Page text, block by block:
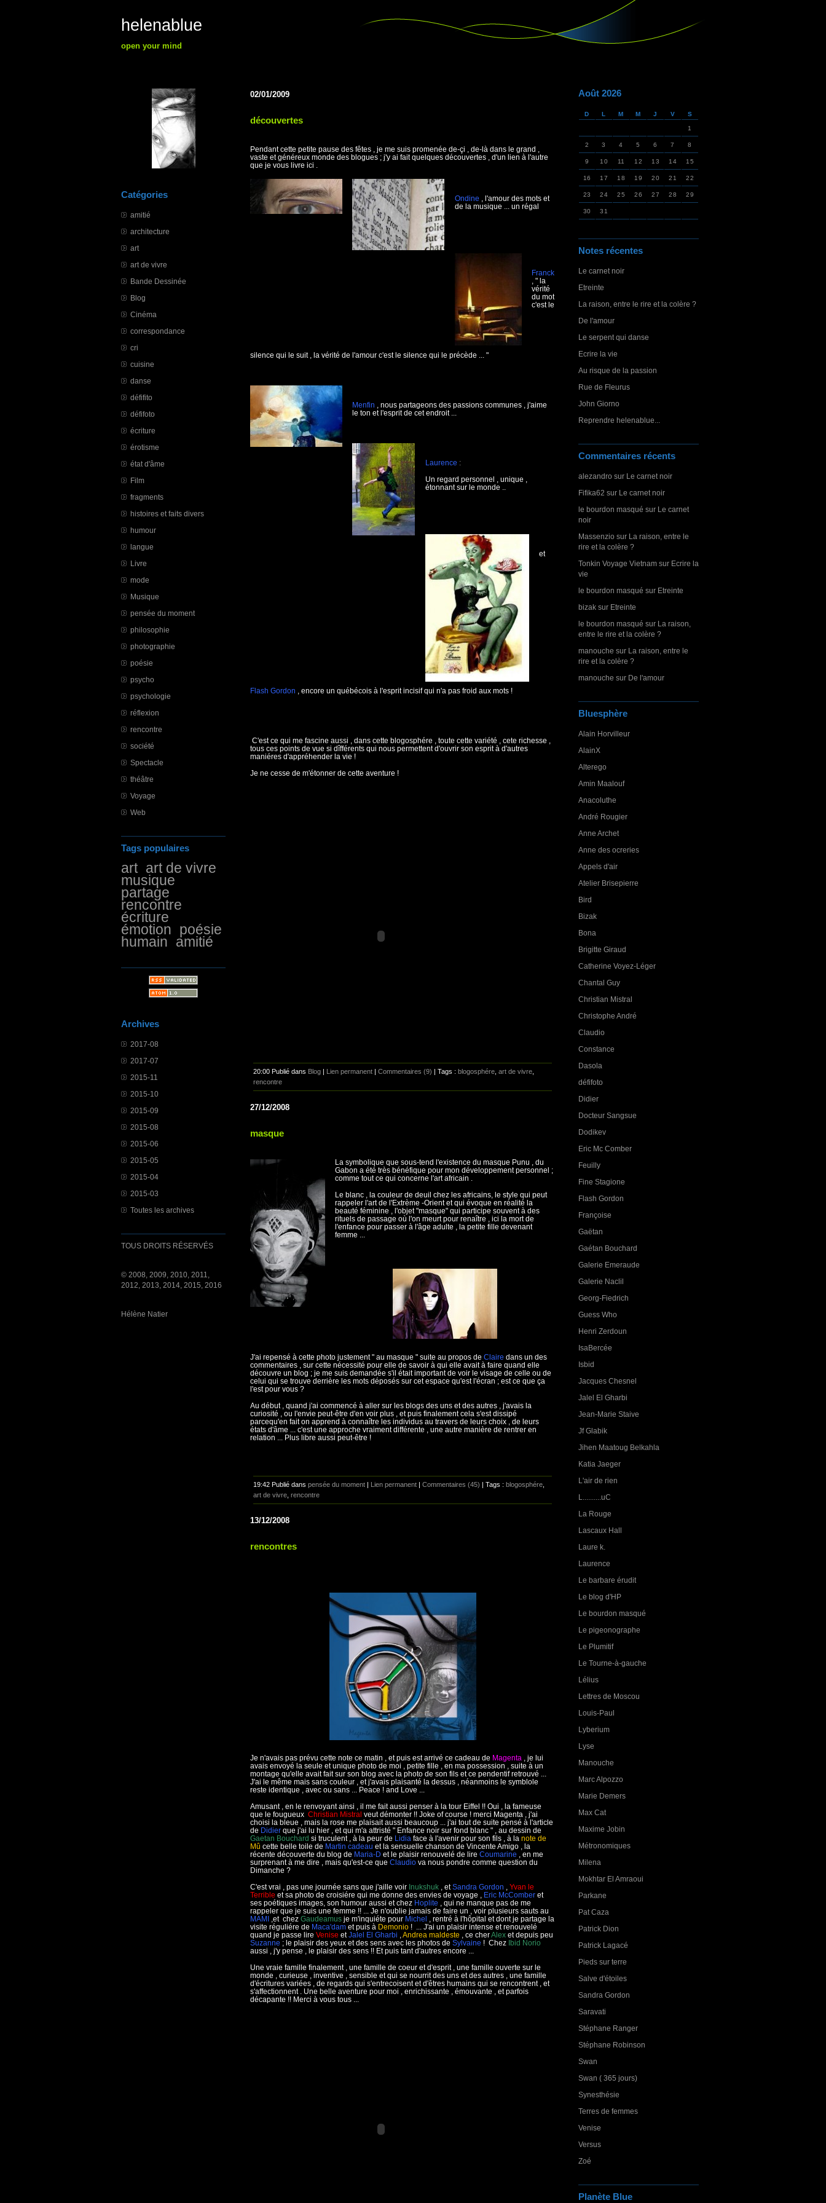
helenablue
open your mind
Catégories
amitié
architecture
art
art de vivre
Bande Dessinée
Blog
Cinéma
correspondance
cri
cuisine
danse
défifito
défifoto
écriture
érotisme
état d'âme
Film
fragments
histoires et faits divers
humour
langue
Livre
mode
Musique
pensée du moment
philosophie
photographie
poésie
psycho
psychologie
réflexion
rencontre
société
Spectacle
théâtre
Voyage
Web
Tags populaires
art art de vivre
musique
partage
rencontre
écriture
émotion poésie
humain amitié
Archives
2017-08
2017-07
2015-11
2015-10
2015-09
2015-08
2015-06
2015-05
2015-04
2015-03
Toutes les archives
TOUS DROITS RÉSERVÉS
© 2008, 2009, 2010, 2011,
2012, 2013, 2014, 2015, 2016
Hélène Natier
Août 2026
D L M M J V S
1
2 3 4 5 6 7 8
9 10 11 12 13 14 15
16 17 18 19 20 21 22
23 24 25 26 27 28 29
30 31
Notes récentes
Le carnet noir
Etreinte
La raison, entre le rire et la colère ?
De l'amour
Le serpent qui danse
Ecrire la vie
Au risque de la passion
Rue de Fleurus
John Giorno
Reprendre helenablue...
Commentaires récents
alezandro sur Le carnet noir
Fifika62 sur Le carnet noir
le bourdon masqué sur Le carnet
noir
Massenzio sur La raison, entre le
rire et la colère ?
Tonkin Voyage Vietnam sur Ecrire la
vie
le bourdon masqué sur Etreinte
bizak sur Etreinte
le bourdon masqué sur La raison,
entre le rire et la colère ?
manouche sur La raison, entre le
rire et la colère ?
manouche sur De l'amour
Bluesphère
Alain Horvilleur
AlainX
Alterego
Amin Maalouf
Anacoluthe
André Rougier
Anne Archet
Anne des ocreries
Appels d'air
Atelier Brisepierre
Bird
Bizak
Bona
Brigitte Giraud
Catherine Voyez-Léger
Chantal Guy
Christian Mistral
Christophe André
Claudio
Constance
Dasola
défifoto
Didier
Docteur Sangsue
Dodikev
Eric Mc Comber
Feuilly
Fine Stagione
Flash Gordon
Françoise
Gaëtan
Gaétan Bouchard
Galerie Emeraude
Galerie Naclil
Georg-Fiedrich
Guess Who
Henri Zerdoun
IsaBercée
Isbid
Jacques Chesnel
Jalel El Gharbi
Jean-Marie Staive
Jf Glabik
Jihen Maatoug Belkahla
Katia Jaeger
L'air de rien
L..........uC
La Rouge
Lascaux Hall
Laure k.
Laurence
Le barbare érudit
Le blog d'HP
Le bourdon masqué
Le pigeonographe
Le Plumitif
Le Tourne-à-gauche
Lélius
Lettres de Moscou
Louis-Paul
Lyberium
Lyse
Manouche
Marc Alpozzo
Marie Demers
Max Cat
Maxime Jobin
Métronomiques
Milena
Mokhtar El Amraoui
Parkane
Pat Caza
Patrick Dion
Patrick Lagacé
Pieds sur terre
Salve d'étoiles
Sandra Gordon
Saravati
Stéphane Ranger
Stéphane Robinson
Swan
Swan ( 365 jours)
Synesthésie
Terres de femmes
Venise
Versus
Zoé
Planète Blue
02/01/2009
découvertes
Pendant cette petite pause des fêtes , je me suis promenée de-çi , de-là dans le grand ,
vaste et généreux monde des blogues ; j'y ai fait quelques découvertes , d'un lien à l'autre
que je vous livre ici .
Ondine , l'amour des mots et
de la musique ... un régal
Franck
, " la
vérité
du mot
c'est le
silence qui le suit , la vérité de l'amour c'est le silence qui le précède ... "
Menfin
, nous partageons des passions communes , j'aime
le ton et l'esprit de cet endroit ...
Laurence :
Un regard personnel , unique ,
étonnant sur le monde ..
et
Flash Gordon , encore un québécois à l'esprit incisif qui n'a pas froid aux mots !
C'est ce qui me fascine aussi , dans cette blogosphére , toute cette variété , cete richesse ,
tous ces points de vue si dîfférents qui nous permettent d'ouvrir son esprit à d'autres
maniéres d'appréhender la vie !
Je ne cesse de m'étonner de cette aventure !
20:00 Publié dans Blog | Lien permanent | Commentaires (9) | Tags : blogosphére art de vivre
rencontre
27/12/2008
masque
La symbolique que sous-tend l'existence du masque Punu , du
Gabon a été très bénéfique pour mon développement personnel ;
comme tout ce qui concerne l'art africain .
Le blanc , la couleur de deuil chez les africains, le style qui peut
rappeler l'art de l'Extrème -Orient et qui évoque en réalité la
beauté féminine , l'objet "masque" qui participe souvent à des
rituels de passage où l'on meurt pour renaître , ici la mort de
l'enfance pour passer à l'âge adulte , la petite fille devenant
femme ...
J'ai repensé à cette photo justement " au masque " suite au propos de Claire dans un des
commentaires , sur cette nécessité pour elle de savoir à qui elle avait à faire quand elle
découvre un blog ; je me suis demandée s'il était important de voir le visage de celle ou de
celui qui se trouve derrière les mots déposés sur cet espace qu'est l'écran ; est ce que ça
l'est pour vous ?
Au début , quand j'ai commencé à aller sur les blogs des uns et des autres , j'avais la
curiosité , ou l'envie peut-être d'en voir plus , et puis finalement cela s'est dissipé
parcequ'en fait on apprend à connaître les individus au travers de leurs choix , de leurs
états d'âme ... c'est une approche vraiment différente , une autre manière de rentrer en
relation ... Plus libre aussi peut-être !
19:42 Publié dans pensée du moment | Lien permanent | Commentaires (45) | Tags : blogosphére
art de vivre rencontre
13/12/2008
rencontres
Je n'avais pas prévu cette note ce matin , et puis est arrivé ce cadeau de Magenta , je lui
avais envoyé la seule et unique photo de moi , petite fille , en ma possession , suite à un
montage qu'elle avait fait sur son blog avec la photo de son fils et ce pendentif retrouvé ...
J'ai le même mais sans couleur , et j'avais plaisanté la dessus , néanmoins le symblole
reste identique , avec ou sans ... Peace ! and Love ...
Amusant , en le renvoyant ainsi , il me fait aussi penser à la tour Eiffel !! Oui , la fameuse
que le fougueux Christian Mistral veut démonter !! Joke of course ! merci Magenta , j'ai
choisi la bleue , mais la rose me plaisait aussi beaucoup ... j'ai tout de suite pensé à l'article
de Didier que j'ai lu hier , et qui m'a attristé " Enfance noir sur fond blanc " , au dessin de
Gaetan Bouchard si truculent , à la peur de Lidia face à l'avenir pour son fils , à la note de
Mû cette belle toile de Martin cadeau et la sensuelle chanson de Vincente Amigo , la
récente découverte du blog de Maria-D et le plaisir renouvelé de lire Coumarine , en me
surprenant à me dire , mais qu'est-ce que Claudio va nous pondre comme question du
Dimanche ?
C'est vrai , pas une journée sans que j'aille voir Inukshuk , etSandra Gordon
Yvan le
Terrible et sa photo de croisiére qui me donne des envies de voyage , Eric McComber et
ses poétiques images, son humour aussi et chez Hoplite , qui ne manque pas de me
rappeler que je suis une femme !! ... Je n'oublie jamais de faire un , voir plusieurs sauts au
MAMI ,et chez Gaudeamus je m'inquiéte pour Michel , rentré à l'hôpital et dont je partage la
visite réguliére de Maca'dam et puis à Demonio ! ... J'ai un plaisir intense et renouvelé
quand je passe lire Venise etJalel El Gharbi Andrea maldeste , ce cherAlex et depuis peu
Suzanne ; le plaisir des yeux et des sens avec les photos de Sylvaine ! Chez Ibid Norio
aussi , j'y pense , le plaisir des sens !! Et puis tant d'autres encore ...
Une vraie famille finalement , une famille de coeur et d'esprit , une famille ouverte sur le
monde , curieuse , inventive , sensible et qui se nourrit des uns et des autres , une famille
d'écritures variées , de regards qui s'entrecoisent et d'êtres humains qui se rencontrent , et
s'affectionnent . Une belle aventure pour moi , enrichissante , émouvante , et parfois
décapante !! Merci à vous tous ...